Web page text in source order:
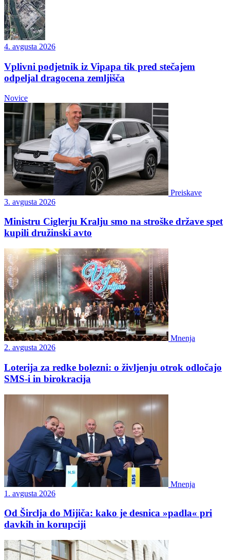
4. avgusta 2026
Vplivni podjetnik iz Vipapa tik pred stečajem
odpeljal dragocena zemljišča
Novice
Preiskave
3. avgusta 2026
Ministru Ciglerju Kralju smo na stroške države spet
kupili družinski avto
Mnenja
2. avgusta 2026
Loterija za redke bolezni: o življenju otrok odločajo
SMS-i in birokracija
Mnenja
1. avgusta 2026
Od Širclja do Mijiča: kako je desnica »padla« pri
davkih in korupciji